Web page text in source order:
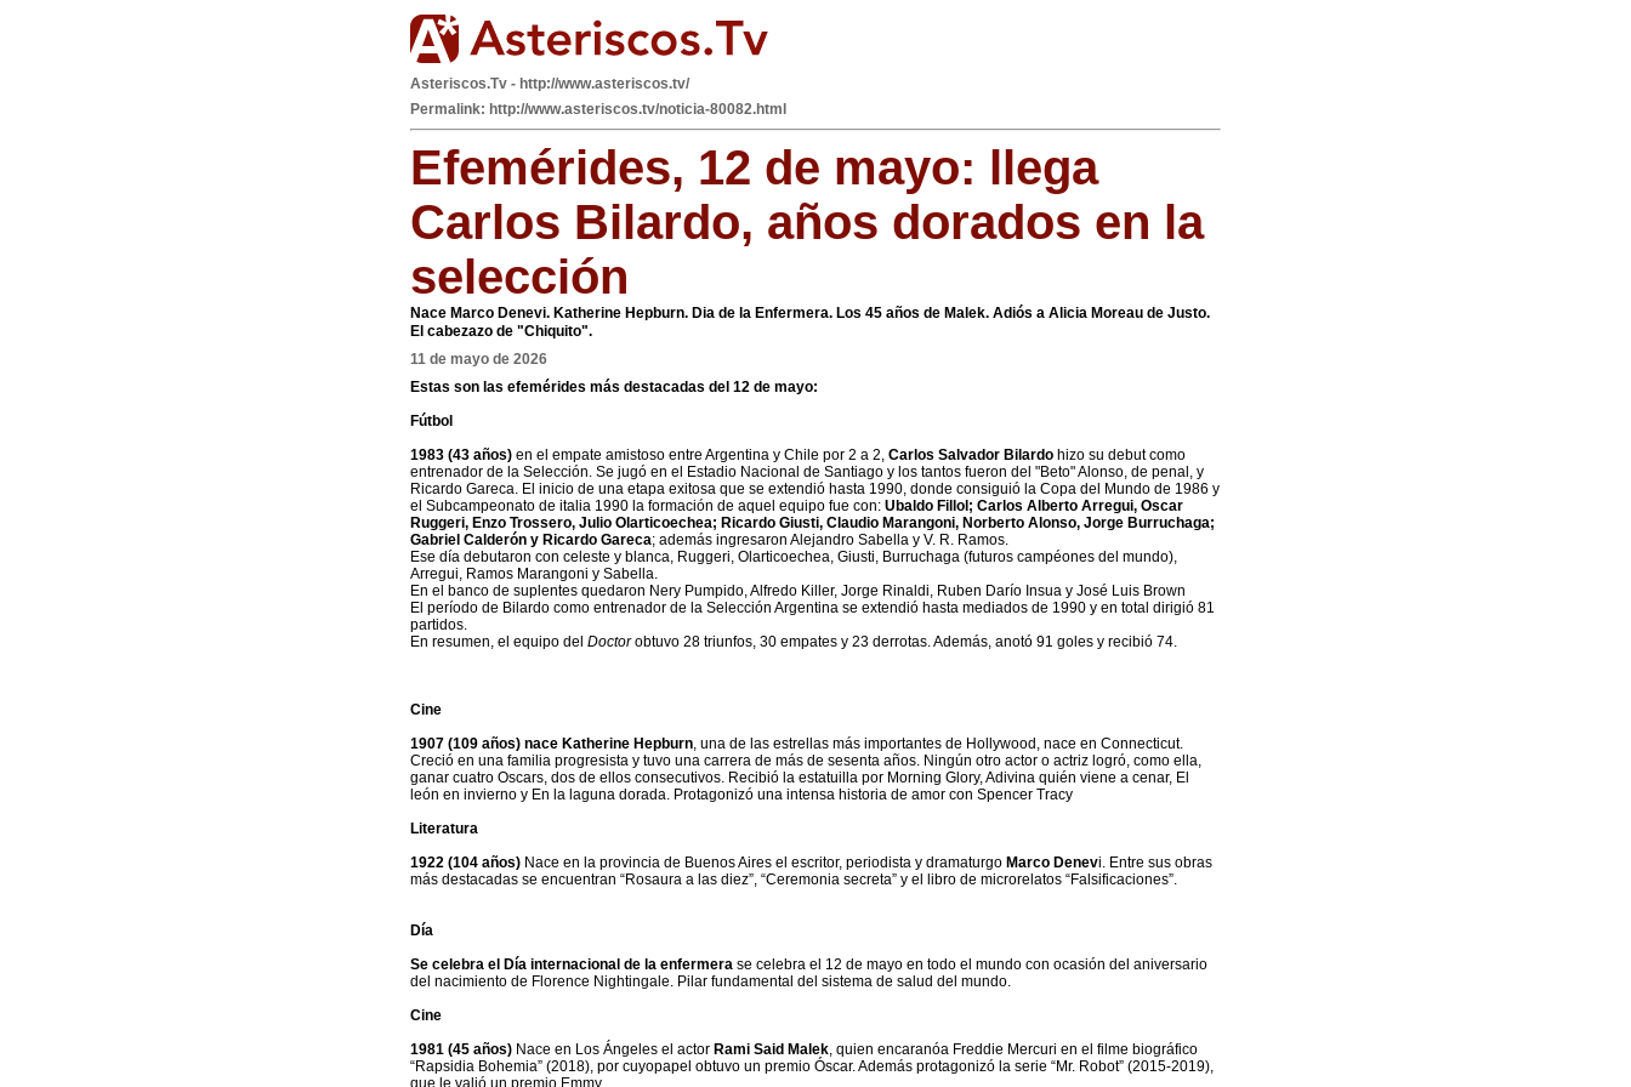
Asteriscos.Tv - http://www.asteriscos.tv/
Permalink: http://www.asteriscos.tv/noticia-80082.html
Efemérides, 12 de mayo: llega
Carlos Bilardo, años dorados en la
selección
Nace Marco Denevi. Katherine Hepburn. Dia de la Enfermera. Los 45 años de Malek. Adiós a Alicia Moreau de Justo.
El cabezazo de "Chiquito".
11 de mayo de 2026
Estas son las efemérides más destacadas del 12 de mayo:
Fútbol
1983 (43 años) en el empate amistoso entre Argentina y Chile por 2 a 2, Carlos Salvador Bilardo hizo su debut como
entrenador de la Selección. Se jugó en el Estadio Nacional de Santiago y los tantos fueron del "Beto" Alonso, de penal, y
Ricardo Gareca. El inicio de una etapa exitosa que se extendió hasta 1990, donde consiguió la Copa del Mundo de 1986 y
el Subcampeonato de italia 1990 la formación de aquel equipo fue con: Ubaldo Fillol; Carlos Alberto Arregui, Oscar
Ruggeri, Enzo Trossero, Julio Olarticoechea; Ricardo Giusti, Claudio Marangoni, Norberto Alonso, Jorge Burruchaga;
Gabriel Calderón y Ricardo Gareca; además ingresaron Alejandro Sabella y V. R. Ramos.
Ese día debutaron con celeste y blanca, Ruggeri, Olarticoechea, Giusti, Burruchaga (futuros campéones del mundo),
Arregui, Ramos Marangoni y Sabella.
En el banco de suplentes quedaron Nery Pumpido, Alfredo Killer, Jorge Rinaldi, Ruben Darío Insua y José Luis Brown
El período de Bilardo como entrenador de la Selección Argentina se extendió hasta mediados de 1990 y en total dirigió 81
partidos.
En resumen, el equipo del Doctorobtuvo 28 triunfos, 30 empates y 23 derrotas. Además, anotó 91 goles y recibió 74.
Cine
1907 (109 años) nace Katherine Hepburn, una de las estrellas más importantes de Hollywood, nace en Connecticut.
Creció en una familia progresista y tuvo una carrera de más de sesenta años. Ningún otro actor o actriz logró, como ella,
ganar cuatro Oscars, dos de ellos consecutivos. Recibió la estatuilla por Morning Glory, Adivina quién viene a cenar, El
león en invierno y En la laguna dorada. Protagonizó una intensa historia de amor con Spencer Tracy
Literatura
1922 (104 años) Nace en la provincia de Buenos Aires el escritor, periodista y dramaturgo Marco Denevi. Entre sus obras
más destacadas se encuentran “Rosaura a las diez”, “Ceremonia secreta” y el libro de microrelatos “Falsificaciones”.
Día
Se celebra el Día internacional de la enfermera se celebra el 12 de mayo en todo el mundo con ocasión del aniversario
del nacimiento de Florence Nightingale. Pilar fundamental del sistema de salud del mundo.
Cine
1981 (45 años) Nace en Los Ángeles el actor Rami Said Malek, quien encaranóa Freddie Mercuri en el filme biográfico
“Rapsidia Bohemia” (2018), por cuyopapel obtuvo un premio Óscar. Además protagonizó la serie “Mr. Robot” (2015-2019),
que le valió un premio Emmy.